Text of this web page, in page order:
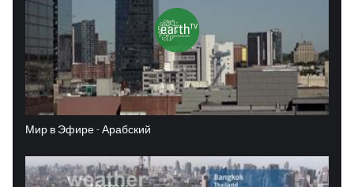
Мир в Эфире - Арабский